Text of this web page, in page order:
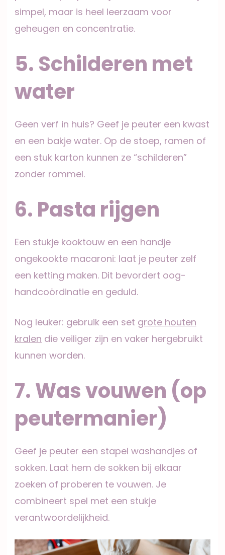
simpel, maar is heel leerzaam voor
geheugen en concentratie.
5. Schilderen met
water
Geen verf in huis? Geef je peuter een kwast
en een bakje water. Op de stoep, ramen of
een stuk karton kunnen ze “schilderen”
zonder rommel.
6. Pasta rijgen
Een stukje kooktouw en een handje
ongekookte macaroni: laat je peuter zelf
een ketting maken. Dit bevordert oog-
handcoördinatie en geduld.
Nog leuker: gebruik een set grote houten
kralen die veiliger zijn en vaker hergebruikt
kunnen worden.
7. Was vouwen (op
peutermanier)
Geef je peuter een stapel washandjes of
sokken. Laat hem de sokken bij elkaar
zoeken of proberen te vouwen. Je
combineert spel met een stukje
verantwoordelijkheid.